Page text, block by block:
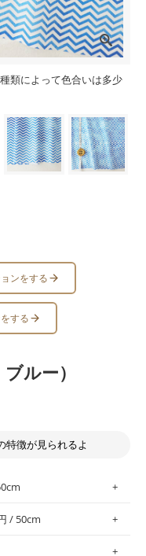
類によって色合いは多少
ンをする
する
ルー）
特徴が見られるよ
を併せ持ち、通気性の
/ 50cm